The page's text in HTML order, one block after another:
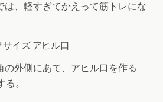
は、軽すぎてかえって筋トレにな
イズ アヒル口
の外側にあて、アヒル口を作る
。